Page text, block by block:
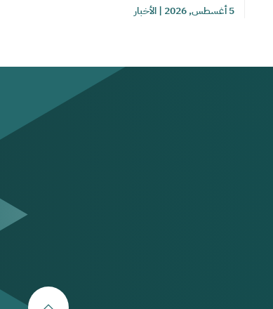
5 أغسطس, 2026 |الأخبار